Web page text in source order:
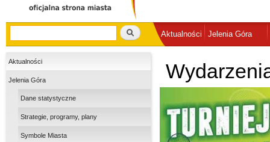
Szukaj
Aktualności Jelenia Góra
Aktualności
Jelenia Góra
Dane statystyczne
Strategie, programy, plany
Symbole Miasta